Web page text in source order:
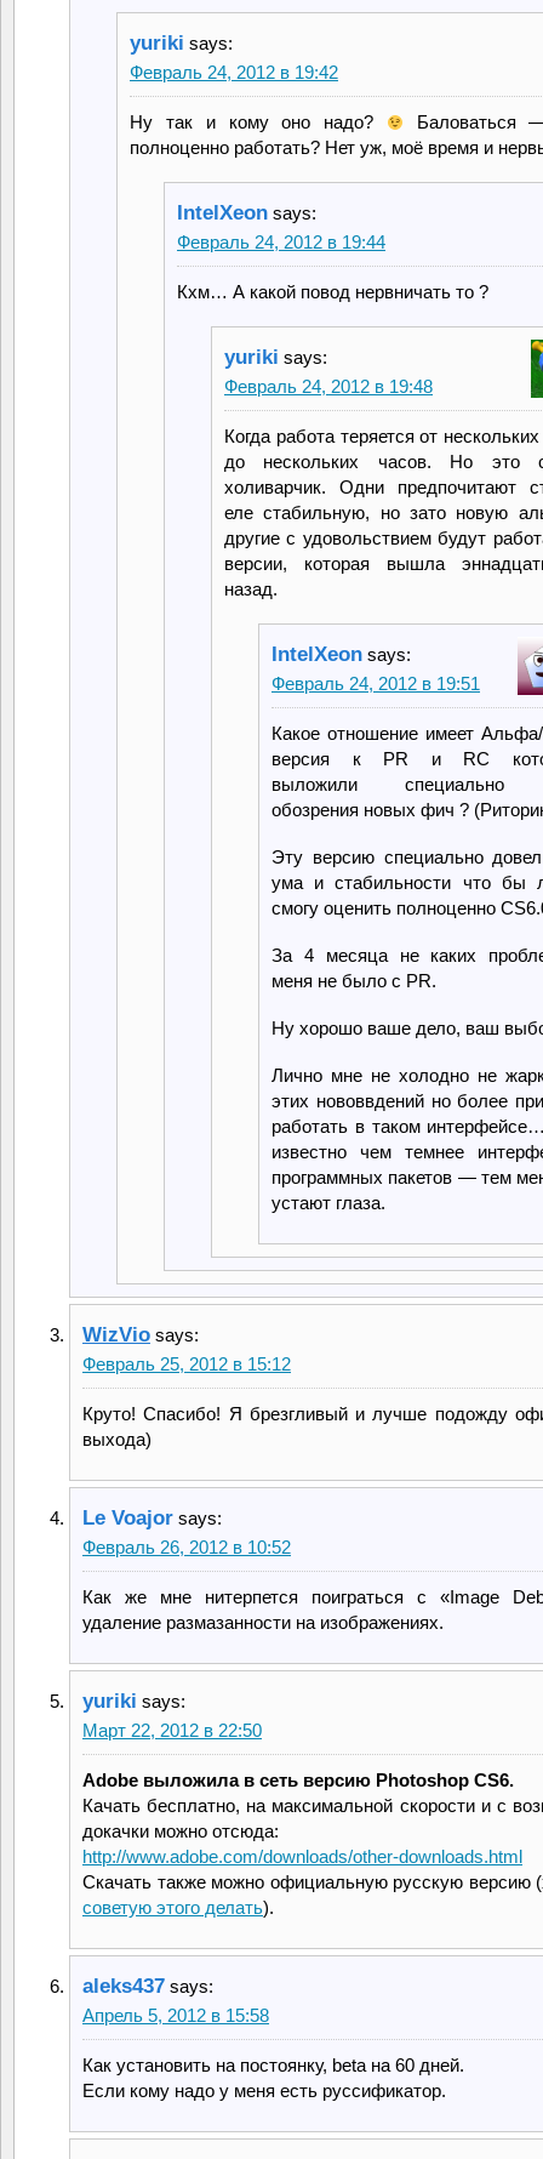
yuriki says:
Февраль 24, 2012 в 19:42
Ну так и кому оно надо?
Баловаться
полноценно работать? Нет уж, моё время и
IntelXeon says:
Февраль 24, 2012 в 19:44
Кхм… А какой повод нервничать то ?
yuriki says:
Февраль 24, 2012 в 19:48
Когда работа теряется от
до нескольких часов. Но это
холиварчик. Одни предпочитают
еле стабильную, но зато новую
другие с удовольствием будут
версии, которая вышла
назад.
IntelXeon says:
Февраль 24, 2012 в 19:51
Какое отношение имеет
версия к PR и RC
выложили специально
обозрения новых фич ?
Эту версию специально
ума и стабильности что бы
смогу оценить полноценно
За 4 месяца не каких
меня не было с PR.
Ну хорошо ваше дело, ваш
Лично мне не холодно не
этих нововвдений но более
работать в таком
известно чем темнее
программных пакетов — тем
устают глаза.
WizVio says:
Февраль 25, 2012 в 15:12
Круто! Спасибо! Я брезгливый и лучше подожду
выхода)
Le Voajor says:
Февраль 26, 2012 в 10:52
Как же мне нитерпется поиграться с «Image
удаление размазанности на изображениях.
yuriki says:
Март 22, 2012 в 22:50
Adobe выложила в сеть версию Photoshop CS6.
Качать бесплатно, на максимальной скорости и с
докачки можно отсюда:
http://www.adobe.com/downloads/other-downloads.html
Скачать также можно официальную русскую версию
советую этого делать).
aleks437 says:
Апрель 5, 2012 в 15:58
Как установить на постоянку, beta на 60 дней.
Если кому надо у меня есть руссификатор.